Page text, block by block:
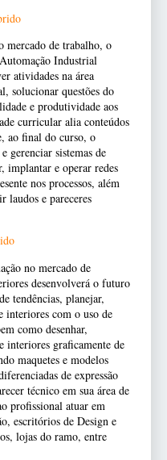
mercado de trabalho, o
Industrial
atividades na área
solucionar questões do
e produtividade aos
curricular alia conteúdos
ao final do curso, o
gerenciar sistemas de
implantar e operar redes
nos processos, além
laudos e pareceres
no mercado de
desenvolverá o futuro
tendências, planejar,
interiores com o uso de
como desenhar,
interiores graficamente de
maquetes e modelos
de expressão
técnico em sua área de
profissional atuar em
escritórios de Design e
lojas do ramo, entre